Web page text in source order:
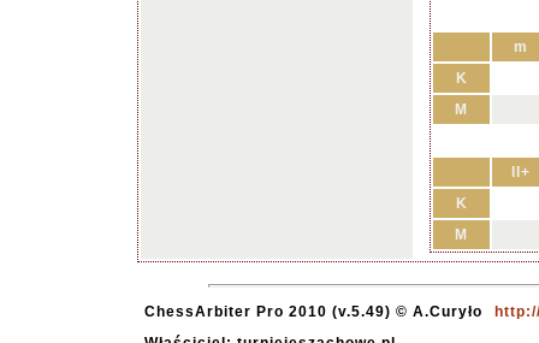
m
K
M
II+
K
M
ChessArbiter Pro 2010 (v.5.49) © A.Curyło